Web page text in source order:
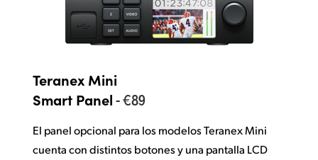
Teranex Mini
Smart Panel- €89
El panel opcional para los modelos Teranex Mini
cuenta con distintos botones y una pantalla LCD